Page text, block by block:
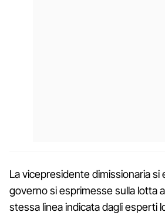
La vicepresidente dimissionaria si
governo si esprimesse sulla lotta
stessa linea indicata dagli esperti